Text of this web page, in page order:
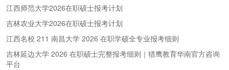
江西师范大学2026在职硕士报考计划
吉林农业大学2026在职硕士报考计划
江西名校 211 南昌大学 2026 在职学硕全专业报考细则
吉林延边大学 2026 在职硕士完整报考细则｜猎鹰教育华南官方咨询
平台